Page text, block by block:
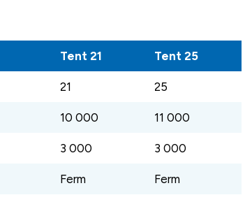
Tent 21 Tent 25
21 25
10 000 11 000
3 000 3 000
Ferm Ferm